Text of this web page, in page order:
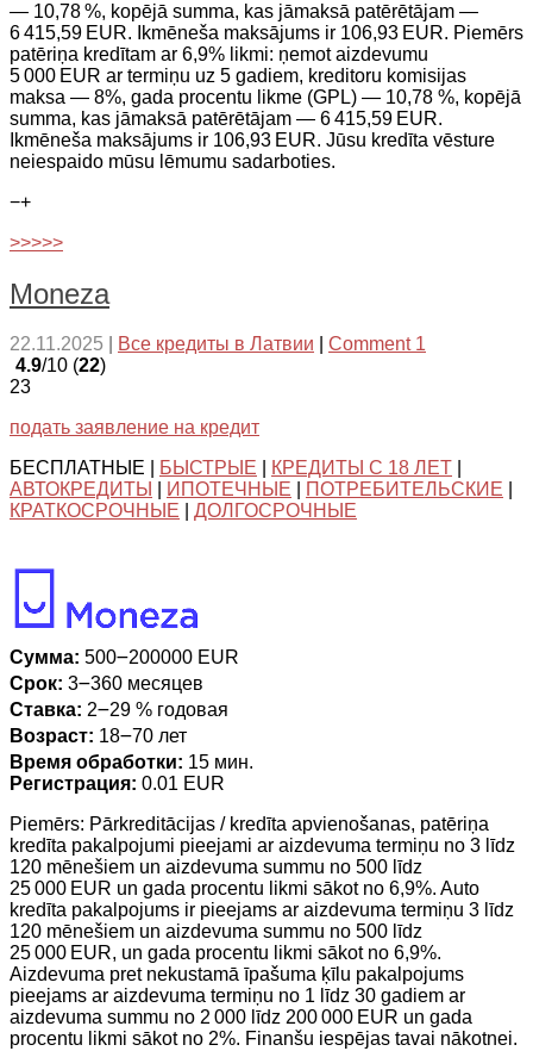
— 10,78 %, kopējā summa, kas jāmaksā patērētājam —
6 415,59 EUR. Ikmēneša maksājums ir 106,93 EUR. Piemērs
patēriņa kredītam ar 6,9% likmi: ņemot aizdevumu
5 000 EUR ar termiņu uz 5 gadiem, kreditoru komisijas
maksa — 8%, gada procentu likme (GPL) — 10,78 %, kopējā
summa, kas jāmaksā patērētājam — 6 415,59 EUR.
Ikmēneša maksājums ir 106,93 EUR. Jūsu kredīta vēsture
neiespaido mūsu lēmumu sadarboties.
−+
>>>>>
Moneza
22.11.2025 Все кредиты в Латвии
Comment 1
4.9/10 (22)
23
подать заявление на кредит
БЕСПЛАТНЫЕ |
БЫСТРЫЕ КРЕДИТЫ С 18 ЛЕТ
АВТОКРЕДИТЫ
ИПОТЕЧНЫЕ ПОТРЕБИТЕЛЬСКИЕ
КРАТКОСРОЧНЫЕ
ДОЛГОСРОЧНЫЕ
Сумма: 500౼200000 EUR
Срок: 3౼360 месяцев
Ставка: 2౼29 % годовая
Возраст: 18౼70 лет
Время обработки: 15 мин.
Регистрация: 0.01 EUR
Piemērs: Pārkreditācijas / kredīta apvienošanas, patēriņa
kredīta pakalpojumi pieejami ar aizdevuma termiņu no 3 līdz
120 mēnešiem un aizdevuma summu no 500 līdz
25 000 EUR un gada procentu likmi sākot no 6,9%. Auto
kredīta pakalpojums ir pieejams ar aizdevuma termiņu 3 līdz
120 mēnešiem un aizdevuma summu no 500 līdz
25 000 EUR, un gada procentu likmi sākot no 6,9%.
Aizdevuma pret nekustamā īpašuma ķīlu pakalpojums
pieejams ar aizdevuma termiņu no 1 līdz 30 gadiem ar
aizdevuma summu no 2 000 līdz 200 000 EUR un gada
procentu likmi sākot no 2%. Finanšu iespējas tavai nākotnei.